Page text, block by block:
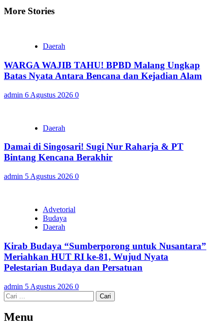
More Stories
Daerah
WARGA WAJIB TAHU! BPBD Malang Ungkap
Batas Nyata Antara Bencana dan Kejadian Alam
admin 6 Agustus 2026 0
Daerah
Damai di Singosari! Sugi Nur Raharja & PT
Bintang Kencana Berakhir
admin 5 Agustus 2026 0
Advetorial
Budaya
Daerah
Kirab Budaya “Sumberporong untuk Nusantara”
Meriahkan HUT RI ke-81, Wujud Nyata
Pelestarian Budaya dan Persatuan
admin 5 Agustus 2026 0
Cari
untuk:
Menu